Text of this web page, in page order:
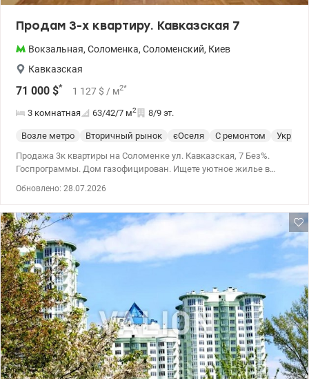
Продам 3-х квартиру. Кавказская 7
Вокзальная, Соломенка, Соломенский, Киев
Кавказская
71 000 $* 1 127 $ / м2*
3 комнатная 63/42/7 м2 8/9 эт.
Возле метро Вторичный рынок єОселя С ремонтом
Продажа 3к квартиры на Соломенке ул. Кавказская, 7 Без%.
Госпрограммы. Дом газофицирован. Ищете уютное жилье в
уютном месте с развитой инфраструктурой и удобным
транспортным сообщением. Основные характеристики: Адрес:
ул. Кавказская, 7 (Соломенский район). Этаж: 8-й из 9-ти
(прекрасный пейзаж, чистый воздух, отсутствие шума от дорог).
Площадь: * Общая: 63 м² Жилая: 41,5 м² Кухня: 7 м²
Коммуникации Дом газифицирован, что является большим
преимуществом и обеспечивает комфорт при любых условиях.
При отключении электричества – работает лифт. Планирование:
Квартира имеет рациональную планировку (смежно-
раздельную) Большая проходная комната – отличное решение
для гостиной или зоны отдыха. Две отдельные спальни
обеспечивают приватность для каждого члена семьи.
Обновлено: 28.07.2026